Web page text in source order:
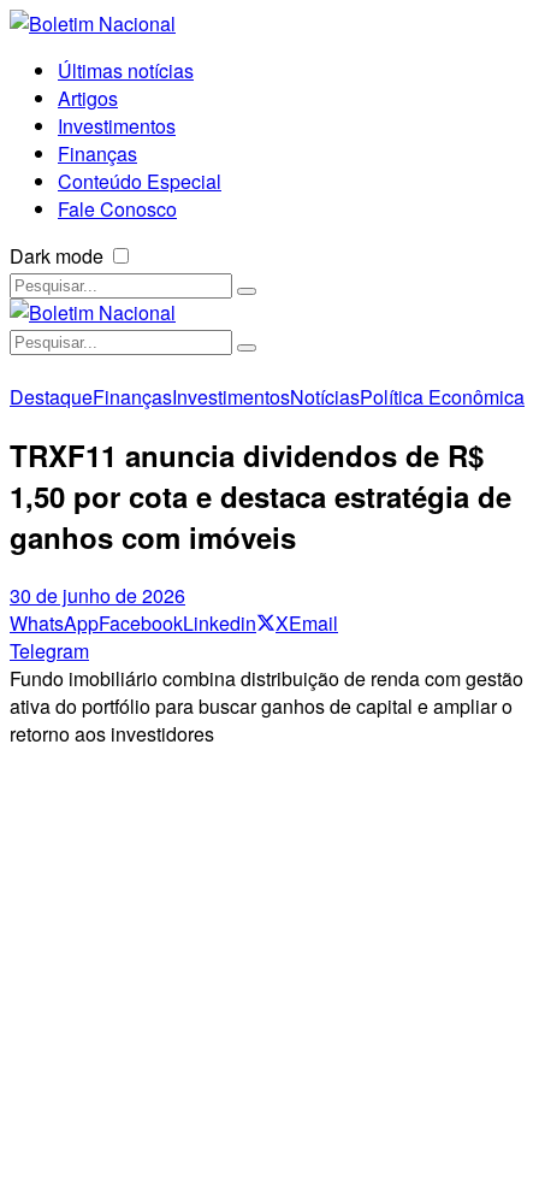
Últimas notícias
Artigos
Investimentos
Finanças
Conteúdo Especial
Fale Conosco
Dark mode
DestaqueFinançasInvestimentosNotíciasPolítica Econômica
TRXF11 anuncia dividendos de R$
1,50 por cota e destaca estratégia de
ganhos com imóveis
30 de junho de 2026
WhatsAppFacebookLinkedin XEmail
Telegram
Fundo imobiliário combina distribuição de renda com gestão
ativa do portfólio para buscar ganhos de capital e ampliar o
retorno aos investidores